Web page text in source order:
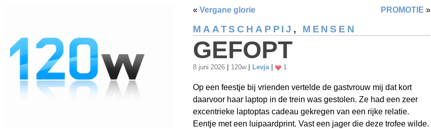
« Vergane glorie PROMOTIE »
MAATSCHAPPIJ , MENSEN
GEFOPT
8 juni 2026 120w Levja 1
Op een feestje bij vrienden vertelde de gastvrouw mij dat kort
daarvoor haar laptop in de trein was gestolen. Ze had een zeer
excentrieke laptoptas cadeau gekregen van een rijke relatie.
Eentje met een luipaardprint. Vast een jager die deze trofee wilde.